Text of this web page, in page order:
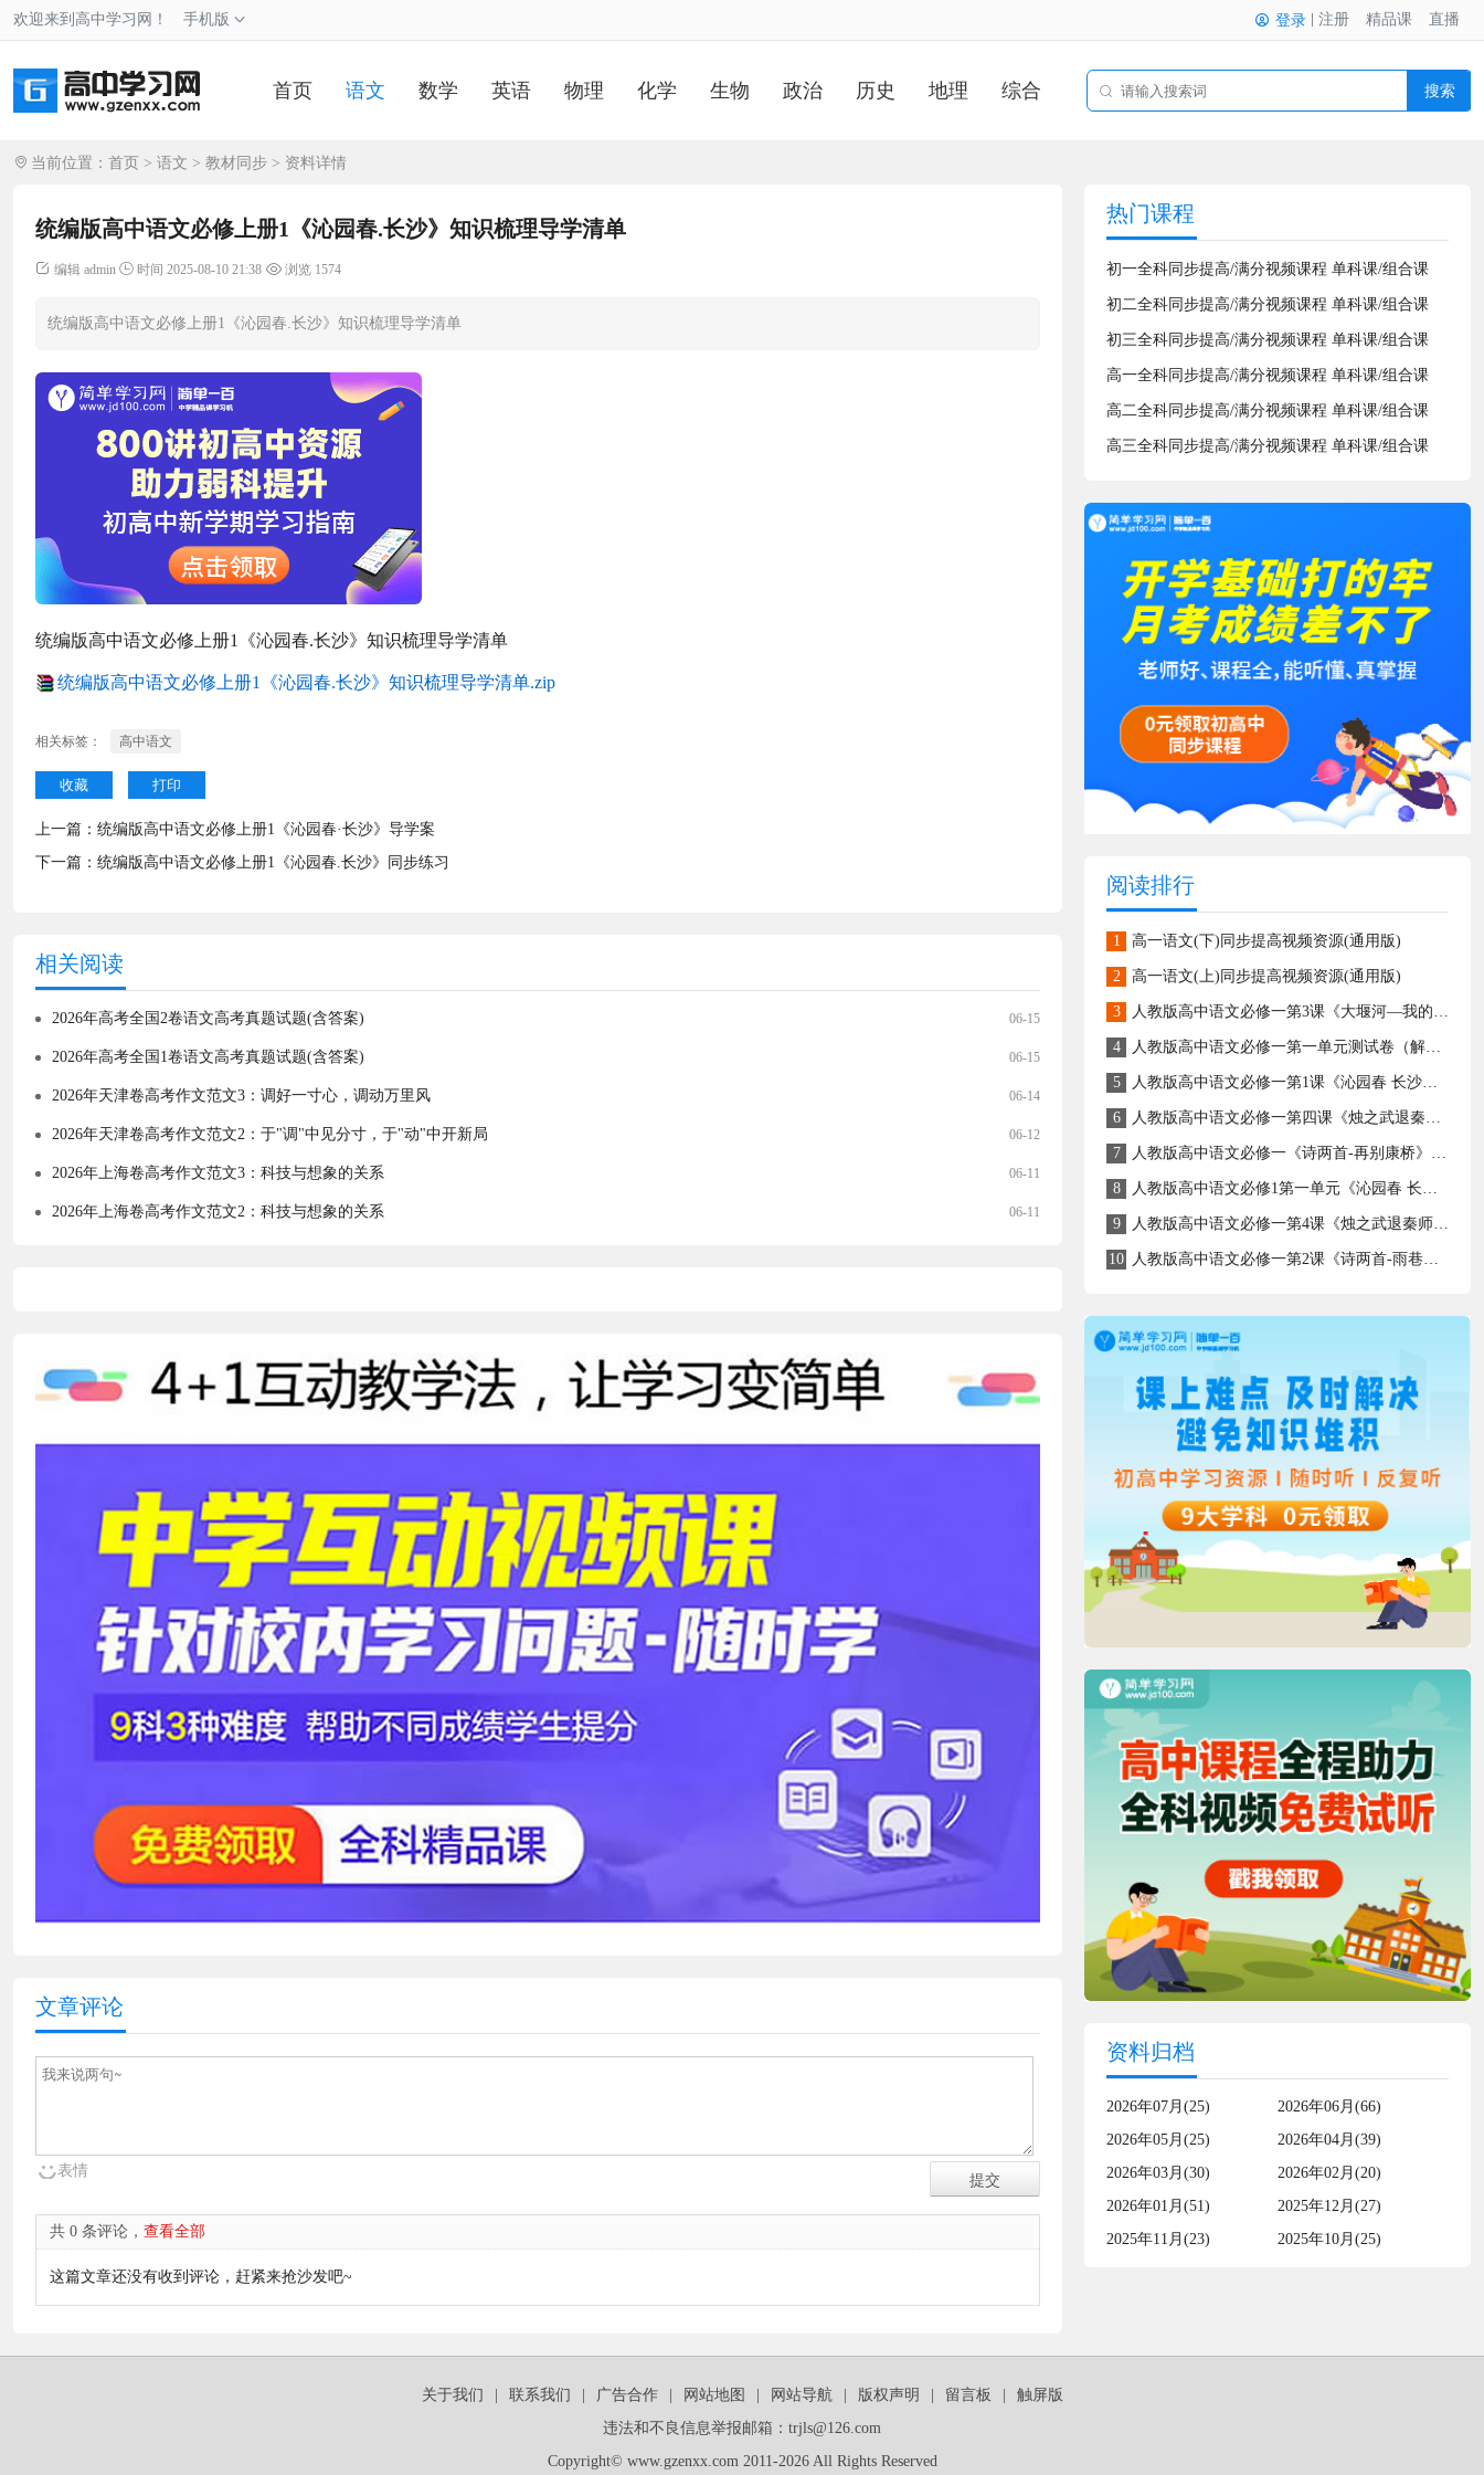
欢迎来到高中学习网！ 手机版 登录 注册 精品课 直播
首页 语文 数学 英语 物理 化学 生物 政治 历史 地理 综合 搜索
当前位置： 首页 > 语文 > 教材同步 > 资料详情
统编版高中语文必修上册1《沁园春.长沙》知识梳理导学清单
编辑 admin 时间 2025-08-10 21:38 浏览 1574
统编版高中语文必修上册1《沁园春.长沙》知识梳理导学清单
统编版高中语文必修上册1《沁园春.长沙》知识梳理导学清单
统编版高中语文必修上册1《沁园春.长沙》知识梳理导学清单.zip
相关标签： 高中语文
收藏 打印
上一篇： 统编版高中语文必修上册1《沁园春·长沙》导学案
下一篇： 统编版高中语文必修上册1《沁园春.长沙》同步练习
相关阅读
06-15
2026年高考全国2卷语文高考真题试题(含答案)
06-15
2026年高考全国1卷语文高考真题试题(含答案)
06-14
2026年天津卷高考作文范文3：调好一寸心，调动万里风
06-12
2026年天津卷高考作文范文2：于"调"中见分寸，于"动"中开新局
06-11
2026年上海卷高考作文范文3：科技与想象的关系
06-11
2026年上海卷高考作文范文2：科技与想象的关系
文章评论
表情
共 0 条评论， 查看全部
这篇文章还没有收到评论，赶紧来抢沙发吧~
热门课程
初一全科同步提高/满分视频课程 单科课/组合课
初二全科同步提高/满分视频课程 单科课/组合课
初三全科同步提高/满分视频课程 单科课/组合课
高一全科同步提高/满分视频课程 单科课/组合课
高二全科同步提高/满分视频课程 单科课/组合课
高三全科同步提高/满分视频课程 单科课/组合课
阅读排行
1 高一语文(下)同步提高视频资源(通用版)
2 高一语文(上)同步提高视频资源(通用版)
3 人教版高中语文必修一第3课《大堰河—我的保姆》同步学习课件
4 人教版高中语文必修一第一单元测试卷（解析版）
5 人教版高中语文必修一第1课《沁园春 长沙》同步课件
6 人教版高中语文必修一第四课《烛之武退秦师》学习课件
7 人教版高中语文必修一《诗两首-再别康桥》同步学习资料
8 人教版高中语文必修1第一单元《沁园春 长沙》详解课件
9 人教版高中语文必修一第4课《烛之武退秦师》全解
10 人教版高中语文必修一第2课《诗两首-雨巷》同步学习资料
资料归档
2026年07月(25)
2026年06月(66)
2026年05月(25)
2026年04月(39)
2026年03月(30)
2026年02月(20)
2026年01月(51)
2025年12月(27)
2025年11月(23)
2025年10月(25)
关于我们 联系我们 广告合作 网站地图 网站导航 版权声明 留言板
触屏版
违法和不良信息举报邮箱：trjls@126.com
Copyright© www.gzenxx.com 2011-2026 All Rights Reserved